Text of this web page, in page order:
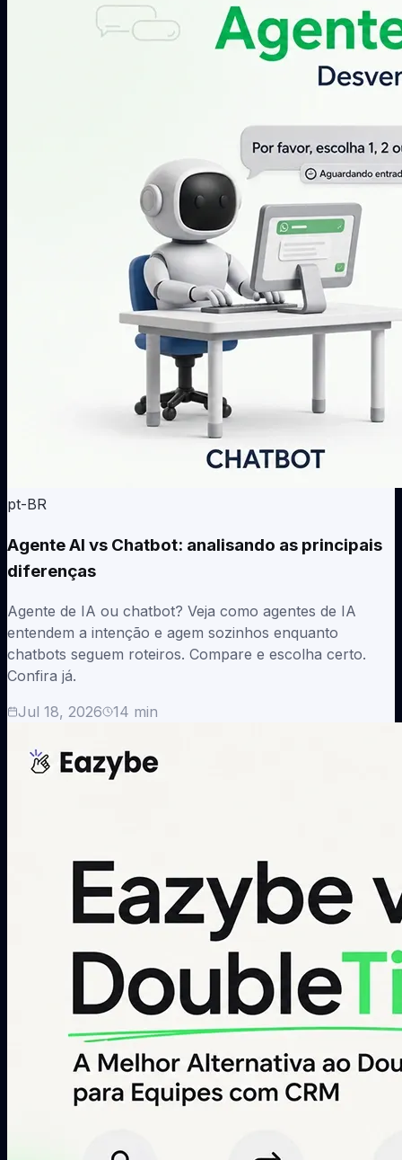
pt-BR
Agente AI vs Chatbot: analisando as principais
diferenças
Agente de IA ou chatbot? Veja como agentes de IA
entendem a intenção e agem sozinhos enquanto
chatbots seguem roteiros. Compare e escolha certo.
Confira já.
Jul 18, 2026
14 min